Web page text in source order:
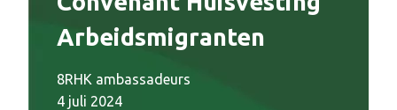
Arbeidsmigranten
8RHK ambassadeurs
4 juli 2024